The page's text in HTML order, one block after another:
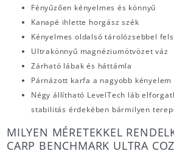
Fényűzően kényelmes és könnyű
Kanapé ihlette horgász szék
Kényelmes oldalsó tárolózsebbel
Ultrakönnyű magnéziumötvözet váz
Zárható lábak és háttámla
Párnázott karfa a nagyobb kényelem
Négy állítható LevelTech láb
stabilitás érdekében bármilyen
MILYEN MÉRETEKKEL
CARP BENCHMARK ULTRA